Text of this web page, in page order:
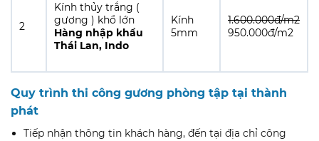
2
Kính thủy trắng (
gương ) khổ lớn
Hàng nhập khẩu
Thái Lan, Indo
Kính
5mm
1.600.000đ/m2
950.000đ/m2
Quy trình thi công gương phòng tập tại thành
phát
Tiếp nhận thông tin khách hàng, đến tại địa chỉ công